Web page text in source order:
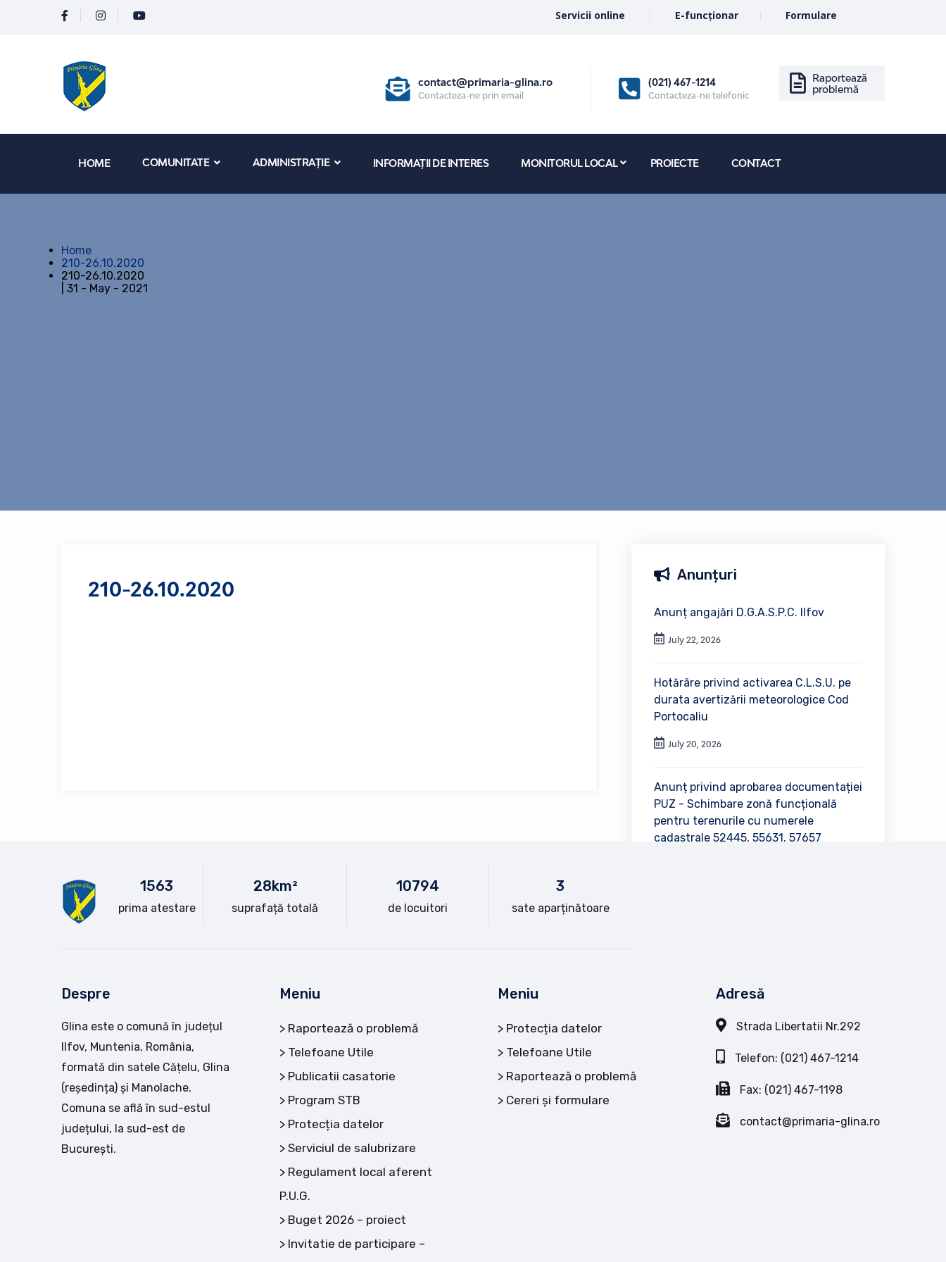
Servicii online E-funcționar Formulare
contact@primaria-glina.ro
Contacteza-ne prin email
(021) 467-1214
Contacteza-ne telefonic
Raportează
problemă
HOME COMUNITATE ADMINISTRAȚIE INFORMAȚII DE INTERES MONITORUL LOCAL PROIECTE CONTACT
Home
210-26.10.2020
210-26.10.2020
| 31 - May - 2021
210-26.10.2020
Anunțuri
Anunț angajări D.G.A.S.P.C. Ilfov
July 22, 2026
Hotărâre privind activarea C.L.S.U. pe
durata avertizării meteorologice Cod
Portocaliu
July 20, 2026
Anunț privind aprobarea documentației
PUZ - Schimbare zonă funcțională
pentru terenurile cu numerele
cadastrale 52445, 55631, 57657
1563
prima atestare
28km²
suprafață totală
10794
de locuitori
3
sate aparținătoare
Despre
Glina este o comună în județul
Ilfov, Muntenia, România,
formată din satele Cățelu, Glina
(reședința) și Manolache.
Comuna se află în sud-estul
județului, la sud-est de
București.
Meniu
Raportează o problemă
Telefoane Utile
Publicatii casatorie
Program STB
Protecția datelor
Serviciul de salubrizare
Regulament local aferent
P.U.G.
Buget 2026 – proiect
Invitatie de participare –
Meniu
Protecția datelor
Telefoane Utile
Raportează o problemă
Cereri și formulare
Adresă
Strada Libertatii Nr.292
Telefon: (021) 467-1214
Fax: (021) 467-1198
contact@primaria-glina.ro